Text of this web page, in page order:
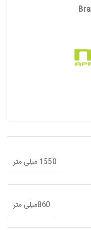
1550 میلی متر
860میلی متر